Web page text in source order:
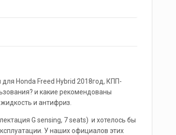
Honda Freed Hybrid 2018год, КПП-
и какие рекомендованы
и антифриз.
G sensing, 7 seats) и хотелось бы
У наших официалов этих